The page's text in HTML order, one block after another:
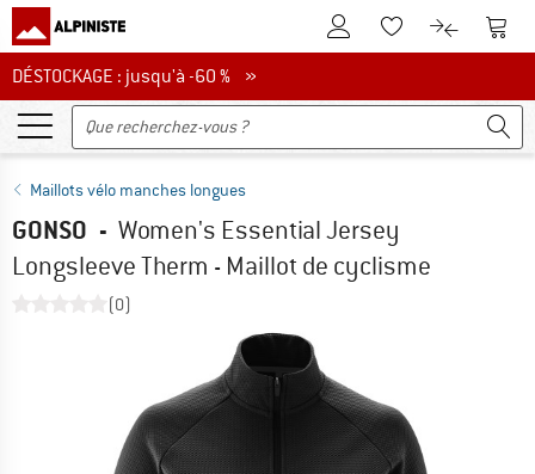
Vers le compte client
Vers la liste
Vers le
DÉSTOCKAGE : jusqu'à -60 %
DÉSTOCKAGE : jusqu'à -60 % »
Maillots vélo manches longues
GONSO - Women's Essential Jersey
Longsleeve Therm - Maillot de cyclisme
(0)